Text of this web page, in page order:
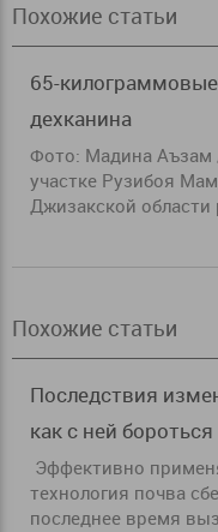
Похожие статьи
65-
дехканина
Фото: Мадина Аъзам
участке Рузибоя
Джизакской области
Похожие статьи
Последствия
как с ней бороться
Эффективно
технология почва
последнее время